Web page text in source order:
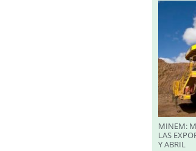
MINEM:
LAS
Y ABRIL